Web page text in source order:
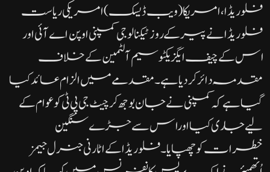
فلوریڈا، امریکا (ویب ڈیسک)امریکی ریاست
فلوریڈا نے پیر کے روز ٹیکنالوجی کمپنی اوپن اے آئی اور
اس کے چیف ایگزیکٹو سیم آلٹمین کے خلاف
مقدمہ دائر کر دیا ہے۔ مقدمے میں الزام عائد کیا
گیا ہے کہ کمپنی نے جان بوجھ کر چیٹ جی پی ٹی کو عوام کے
لیے جاری کیا اور اس سے جڑے سنگین
خطرات کو چھپایا۔فلوریڈا کے اٹارنی جنرل جیمز